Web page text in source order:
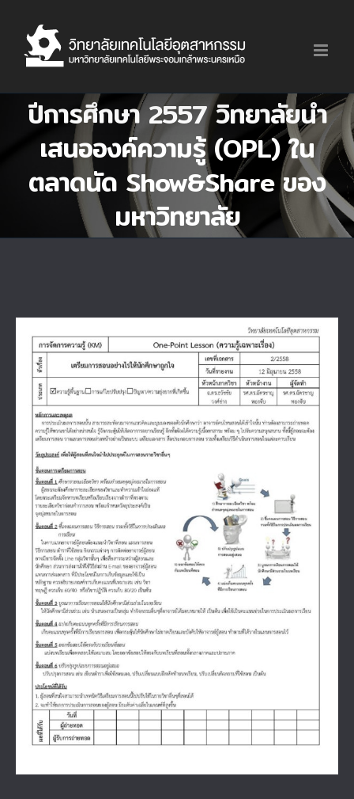
content
ปีการศึกษา 2557 วิทยาลัยนำ
เสนอองค์ความรู้ (OPL) ใน
ตลาดนัด Show&Share ของ
มหาวิทยาลัย
View
Larger
Image